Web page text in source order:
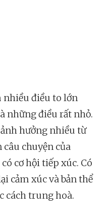
nhiều điều to lớn
những điều rất nhỏ.
hưởng nhiều từ
chuyện của
cơ hội tiếp xúc. Có
cảm xúc và bản thể
cách trung hoà.